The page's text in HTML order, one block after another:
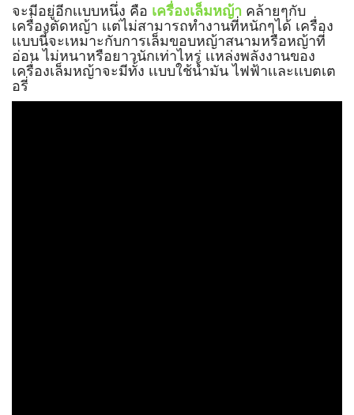
จะมีอยู่อีกเเบบหนึ่ง คือ เครื่องเล็มหญ้า คล้ายๆกับ
เครื่องตัดหญ้า เเต่ไม่สามารถทำงานที่หนักๆได้ เครื่อง
เเบบนี้จะเหมาะกับการเล็มขอบหญ้าสนามหรือหญ้าที่
อ่อน ไม่หนาหรือยาวนักเท่าไหร่ เเหล่งพลังงานของ
เครื่องเล็มหญ้าจะมีทั้ง เเบบใช้น้ำมัน ไฟฟ้าเเละเเบตเต
อรี่